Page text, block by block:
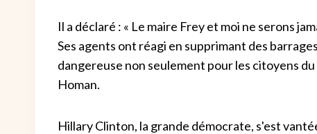
Il a déclaré : « Le maire Frey et moi ne serons
Ses agents ont réagi en supprimant des
dangereuse non seulement pour les citoyens
Homan.
Hillary Clinton, la grande démocrate, s'est